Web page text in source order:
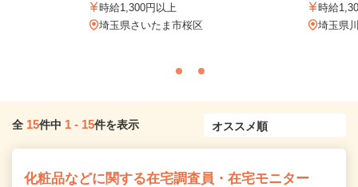
時給1,300円以上
埼玉県さいたま市桜区
時給
埼玉県
全 15件中 1 - 15件を表示
化粧品などに関する在宅調査員・在宅モニター